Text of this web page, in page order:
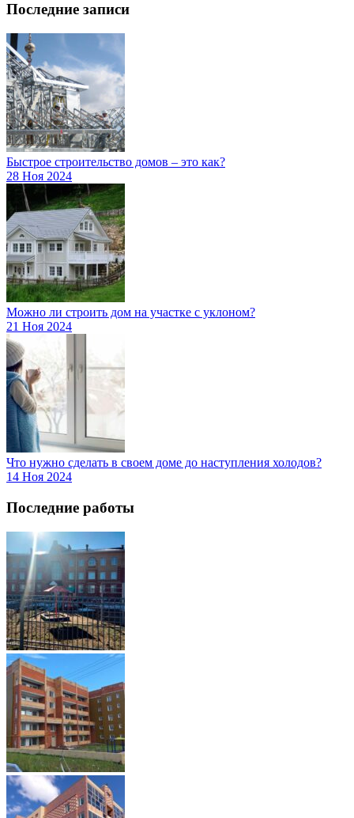
Последние записи
Быстрое строительство домов – это как?
28 Ноя 2024
Можно ли строить дом на участке с уклоном?
21 Ноя 2024
Что нужно сделать в своем доме до наступления холодов?
14 Ноя 2024
Последние работы